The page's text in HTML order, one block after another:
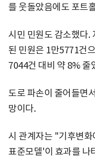
를 웃돌았음에도 포트
시민 민원도 감소했다.
된 민원은 1만5771건
7044건 대비 약 8% 줄
도로 파손이 줄어들면
망이다.
시 관계자는 "기후변
표준모델'이 효과를 나